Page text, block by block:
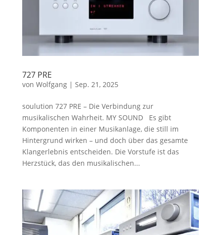
727 PRE
von Wolfgang| Sep. 21, 2025
soulution 727 PRE – Die Verbindung zur
musikalischen Wahrheit. MY SOUND Es gibt
Komponenten in einer Musikanlage, die still im
Hintergrund wirken – und doch über das gesamte
Klangerlebnis entscheiden. Die Vorstufe ist das
Herzstück, das den musikalischen...